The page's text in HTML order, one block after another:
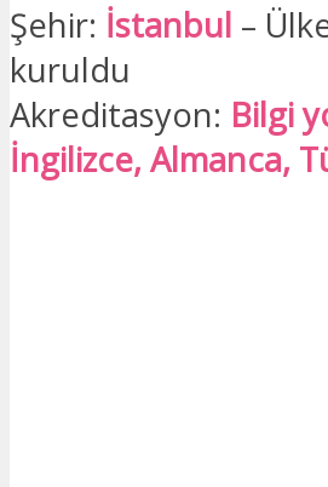
Şehir: İstanbul –
kuruldu
Akreditasyon: Bilgi
İngilizce, Almanca,